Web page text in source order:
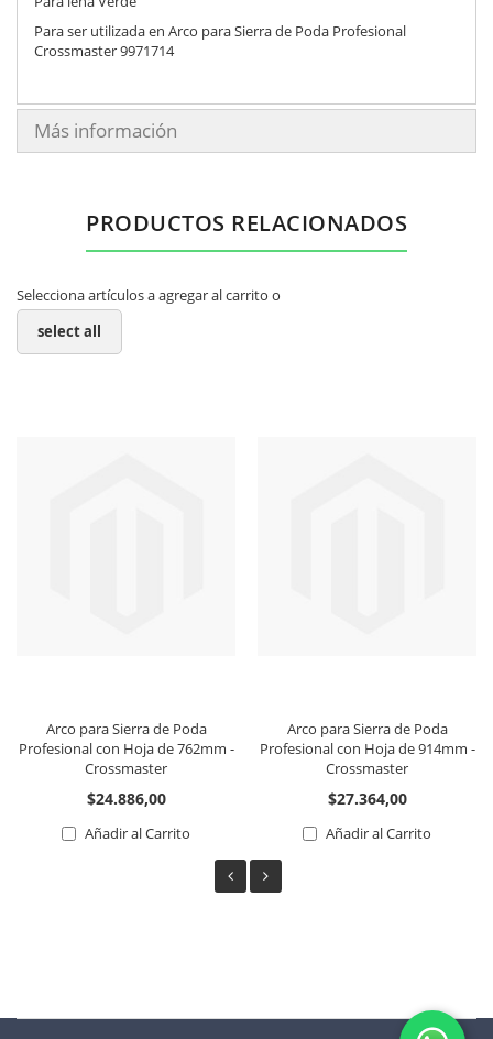
Para ser utilizada en Arco para Sierra de Poda Profesional
Crossmaster 9971714
Más información
PRODUCTOS RELACIONADOS
Selecciona artículos a agregar al carrito o
select all
Arco para Sierra de Poda
Profesional con Hoja de 762mm -
Crossmaster
$24.886,00
Añadir al Carrito
Arco para Sierra de Poda
Profesional con Hoja de 914mm -
Crossmaster
$27.364,00
Añadir al Carrito